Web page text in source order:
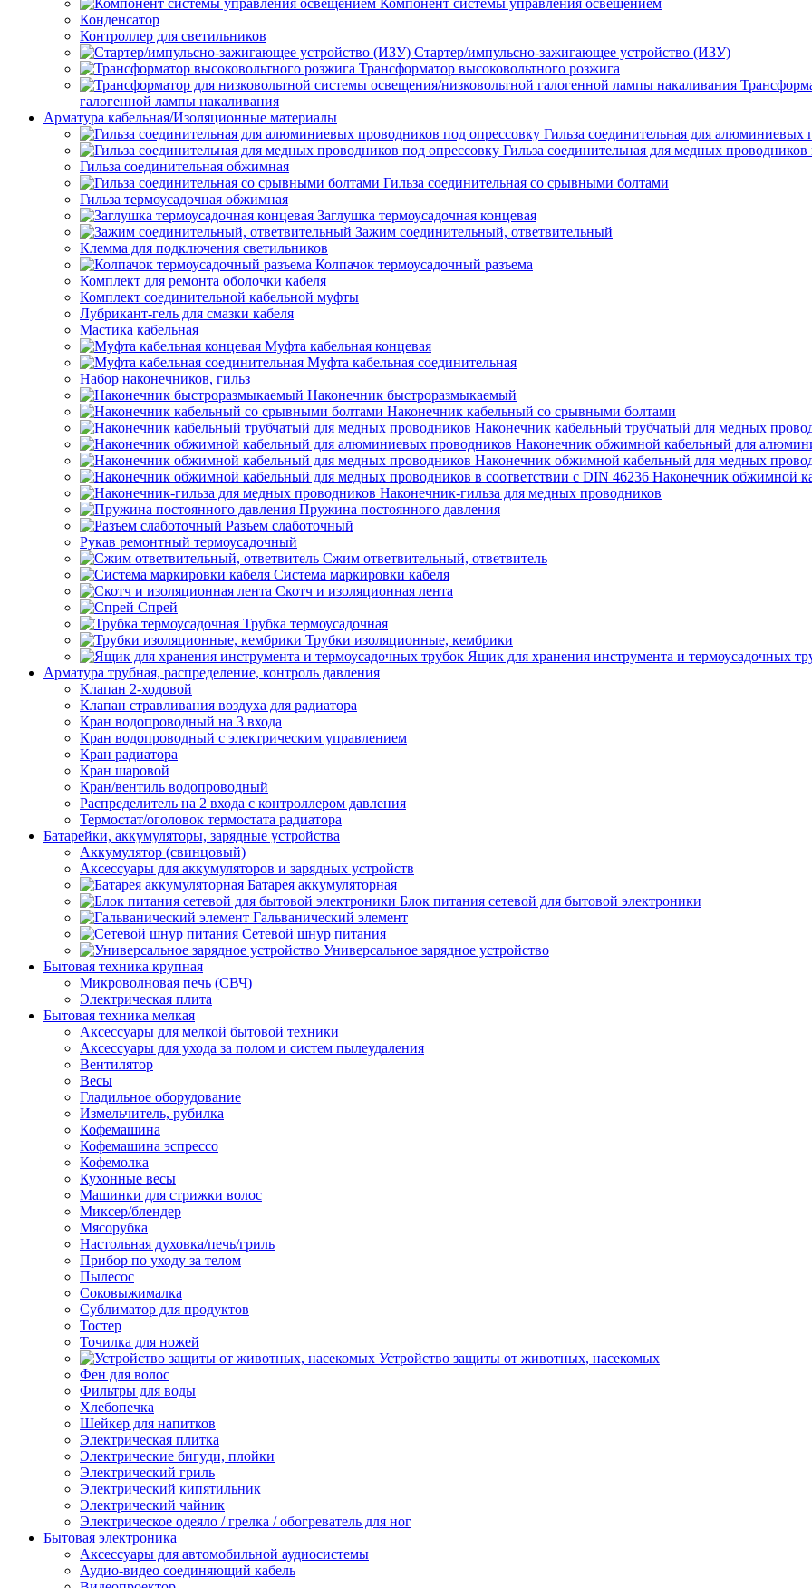
Компонент системы управления освещением
Конденсатор
Контроллер для светильников
Стартер/импульсно-зажигающее устройство (ИЗУ)
Трансформатор высоковольтного розжига
галогенной лампы накаливания
Арматура кабельная/Изоляционные материалы
Гильза соединительная для алюминиевых
Гильза соединительная для медных проводников
Гильза соединительная обжимная
Гильза соединительная со срывными болтами
Гильза термоусадочная обжимная
Заглушка термоусадочная концевая
Зажим соединительный, ответвительный
Клемма для подключения светильников
Колпачок термоусадочный разъема
Комплект для ремонта оболочки кабеля
Комплект соединительной кабельной муфты
Лубрикант-гель для смазки кабеля
Мастика кабельная
Муфта кабельная концевая
Муфта кабельная соединительная
Набор наконечников, гильз
Наконечник быстроразмыкаемый
Наконечник кабельный со срывными болтами
Наконечник кабельный трубчатый для медных
Наконечник обжимной кабельный для
Наконечник обжимной кабельный для медных
Наконечник обжимной
Наконечник-гильза для медных проводников
Пружина постоянного давления
Разъем слаботочный
Рукав ремонтный термоусадочный
Сжим ответвительный, ответвитель
Система маркировки кабеля
Скотч и изоляционная лента
Спрей
Трубка термоусадочная
Трубки изоляционные, кембрики
Ящик для хранения инструмента и термоусадочных
Арматура трубная, распределение, контроль давления
Клапан 2-ходовой
Клапан стравливания воздуха для радиатора
Кран водопроводный на 3 входа
Кран водопроводный с электрическим управлением
Кран радиатора
Кран шаровой
Кран/вентиль водопроводный
Распределитель на 2 входа с контроллером давления
Термостат/оголовок термостата радиатора
Батарейки, аккумуляторы, зарядные устройства
Аккумулятор (свинцовый)
Аксессуары для аккумуляторов и зарядных устройств
Батарея аккумуляторная
Блок питания сетевой для бытовой электроники
Гальванический элемент
Сетевой шнур питания
Универсальное зарядное устройство
Бытовая техника крупная
Микроволновая печь (СВЧ)
Электрическая плита
Бытовая техника мелкая
Аксессуары для мелкой бытовой техники
Аксессуары для ухода за полом и систем пылеудаления
Вентилятор
Весы
Гладильное оборудование
Измельчитель, рубилка
Кофемашина
Кофемашина эспрессо
Кофемолка
Кухонные весы
Машинки для стрижки волос
Миксер/блендер
Мясорубка
Настольная духовка/печь/гриль
Прибор по уходу за телом
Пылесос
Соковыжималка
Сублиматор для продуктов
Тостер
Точилка для ножей
Устройство защиты от животных, насекомых
Фен для волос
Фильтры для воды
Хлебопечка
Шейкер для напитков
Электрическая плитка
Электрические бигуди, плойки
Электрический гриль
Электрический кипятильник
Электрический чайник
Электрическое одеяло / грелка / обогреватель для ног
Бытовая электроника
Аксессуары для автомобильной аудиосистемы
Аудио-видео соединяющий кабель